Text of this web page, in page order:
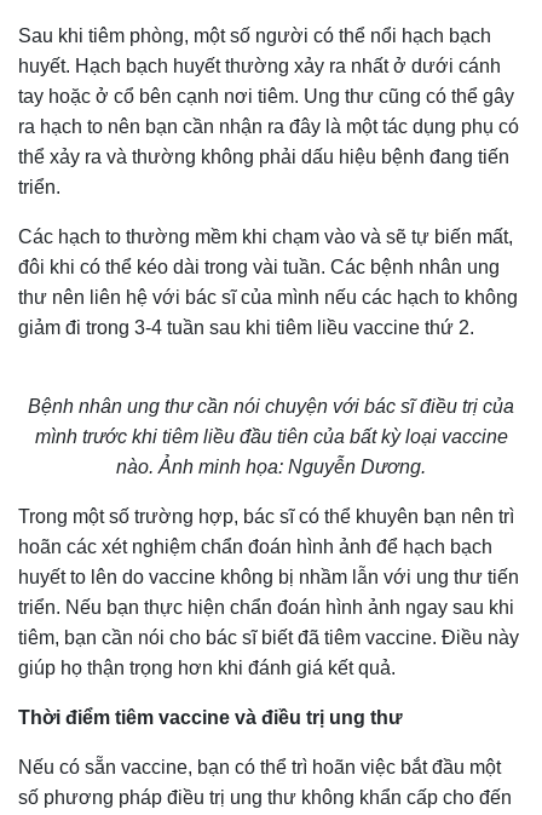
Sau khi tiêm phòng, một số người có thể nổi hạch bạch
huyết. Hạch bạch huyết thường xảy ra nhất ở dưới cánh
tay hoặc ở cổ bên cạnh nơi tiêm. Ung thư cũng có thể gây
ra hạch to nên bạn cần nhận ra đây là một tác dụng phụ có
thể xảy ra và thường không phải dấu hiệu bệnh đang tiến
triển.
Các hạch to thường mềm khi chạm vào và sẽ tự biến mất,
đôi khi có thể kéo dài trong vài tuần. Các bệnh nhân ung
thư nên liên hệ với bác sĩ của mình nếu các hạch to không
giảm đi trong 3-4 tuần sau khi tiêm liều vaccine thứ 2.
Bệnh nhân ung thư cần nói chuyện với bác sĩ điều trị của
mình trước khi tiêm liều đầu tiên của bất kỳ loại vaccine
nào. Ảnh minh họa: Nguyễn Dương.
Trong một số trường hợp, bác sĩ có thể khuyên bạn nên trì
hoãn các xét nghiệm chẩn đoán hình ảnh để hạch bạch
huyết to lên do vaccine không bị nhầm lẫn với ung thư tiến
triển. Nếu bạn thực hiện chẩn đoán hình ảnh ngay sau khi
tiêm, bạn cần nói cho bác sĩ biết đã tiêm vaccine. Điều này
giúp họ thận trọng hơn khi đánh giá kết quả.
Thời điểm tiêm vaccine và điều trị ung thư
Nếu có sẵn vaccine, bạn có thể trì hoãn việc bắt đầu một
số phương pháp điều trị ung thư không khẩn cấp cho đến